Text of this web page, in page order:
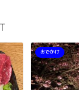
おでかけ